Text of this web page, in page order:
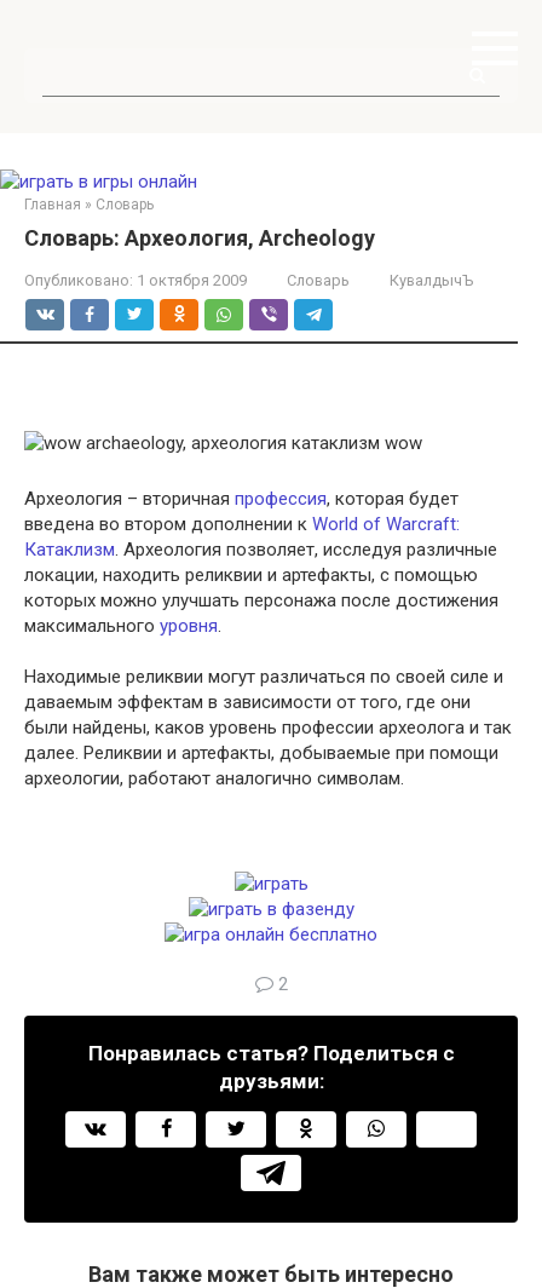
Главная » Словарь
Словарь: Археология, Archeology
Опубликовано: 1 октября 2009 Словарь КувалдычЪ
Археология – вторичная профессия, которая будет
введена во втором дополнении к World of Warcraft:
Катаклизм. Археология позволяет, исследуя различные
локации, находить реликвии и артефакты, с помощью
которых можно улучшать персонажа после достижения
максимального уровня.
Находимые реликвии могут различаться по своей силе и
даваемым эффектам в зависимости от того, где они
были найдены, каков уровень профессии археолога и так
далее. Реликвии и артефакты, добываемые при помощи
археологии, работают аналогично символам.
2
Понравилась статья? Поделиться с
друзьями:
Вам также может быть интересно